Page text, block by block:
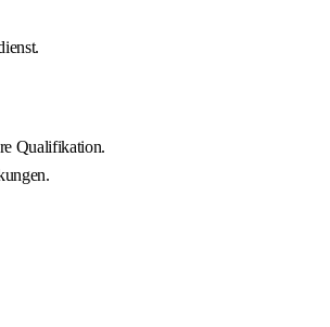
Qualifikation.